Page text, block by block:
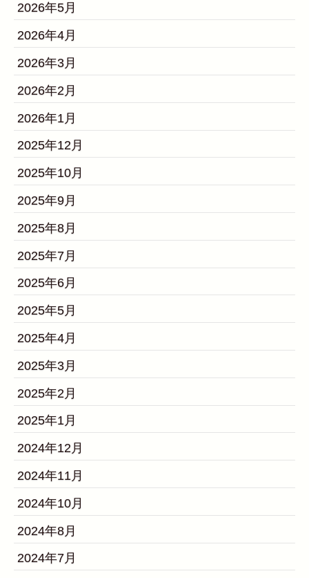
2026年5月
2026年4月
2026年3月
2026年2月
2026年1月
2025年12月
2025年10月
2025年9月
2025年8月
2025年7月
2025年6月
2025年5月
2025年4月
2025年3月
2025年2月
2025年1月
2024年12月
2024年11月
2024年10月
2024年8月
2024年7月